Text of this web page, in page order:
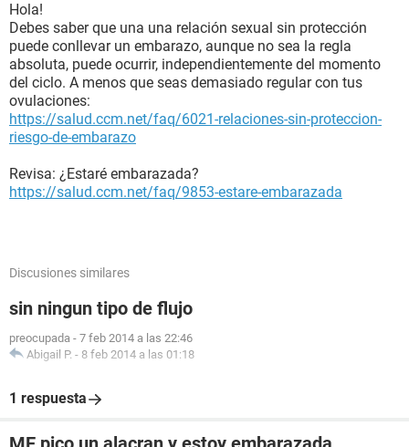
Hola!
Debes saber que una una relación sexual sin protección
puede conllevar un embarazo, aunque no sea la regla
absoluta, puede ocurrir, independientemente del momento
del ciclo. A menos que seas demasiado regular con tus
ovulaciones:
https://salud.ccm.net/faq/6021-relaciones-sin-proteccion-
riesgo-de-embarazo
Revisa: ¿Estaré embarazada?
https://salud.ccm.net/faq/9853-estare-embarazada
Discusiones similares
sin ningun tipo de flujo
preocupada - 7 feb 2014 a las 22:46
Abigail P. - 8 feb 2014 a las 01:18
1 respuesta